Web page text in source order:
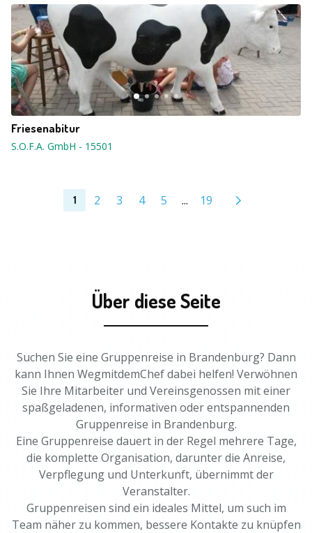
Friesenabitur
S.O.F.A. GmbH - 15501
1 2 3 4 5 ... 19
Über diese Seite
Suchen Sie eine Gruppenreise in Brandenburg? Dann
kann Ihnen WegmitdemChef dabei helfen! Verwöhnen
Sie Ihre Mitarbeiter und Vereinsgenossen mit einer
spaßgeladenen, informativen oder entspannenden
Gruppenreise in Brandenburg.
Eine Gruppenreise dauert in der Regel mehrere Tage,
die komplette Organisation, darunter die Anreise,
Verpflegung und Unterkunft, übernimmt der
Veranstalter.
Gruppenreisen sind ein ideales Mittel, um such im
Team näher zu kommen, bessere Kontakte zu knüpfen